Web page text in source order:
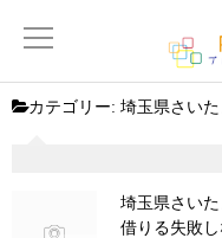
【サイトマップ】
カテゴリー: 埼玉県さい
埼玉県さい
借りる失敗